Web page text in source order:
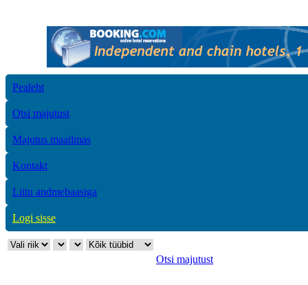
Pealeht
Otsi majutust
Majutus maailmas
Kontakt
Liitu andmebaasiga
Logi sisse
Otsi majutust